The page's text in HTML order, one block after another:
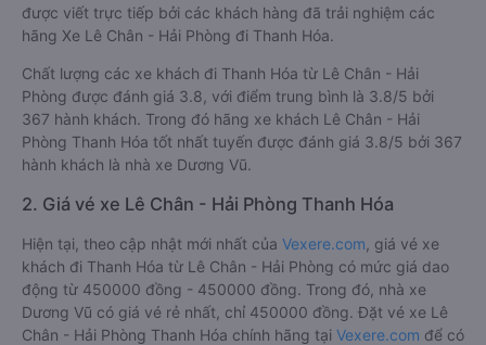
được viết trực tiếp bởi các khách hàng đã trải nghiệm các
hãng Xe Lê Chân - Hải Phòng đi Thanh Hóa.
Chất lượng các xe khách đi Thanh Hóa từ Lê Chân - Hải
Phòng được đánh giá 3.8, với điểm trung bình là 3.8/5 bởi
367 hành khách. Trong đó hãng xe khách Lê Chân - Hải
Phòng Thanh Hóa tốt nhất tuyến được đánh giá 3.8/5 bởi 367
hành khách là nhà xe Dương Vũ.
2. Giá vé xe Lê Chân - Hải Phòng Thanh Hóa
Hiện tại, theo cập nhật mới nhất của Vexere.com , giá vé xe
khách đi Thanh Hóa từ Lê Chân - Hải Phòng có mức giá dao
động từ 450000 đồng - 450000 đồng. Trong đó, nhà xe
Dương Vũ có giá vé rẻ nhất, chỉ 450000 đồng. Đặt vé xe Lê
Chân - Hải Phòng Thanh Hóa chính hãng tại Vexere.com để có